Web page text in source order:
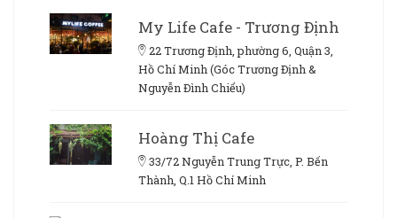
My Life Cafe - Trương Định
22 Trương Định, phường 6, Quận 3,
Hồ Chí Minh (Góc Trương Định &
Nguyễn Đình Chiểu)
Hoàng Thị Cafe
33/72 Nguyễn Trung Trực, P. Bến
Thành, Q.1 Hồ Chí Minh